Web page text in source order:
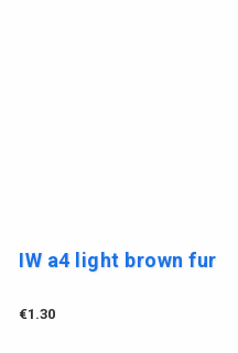
IW a4 light brown fur
€1.30